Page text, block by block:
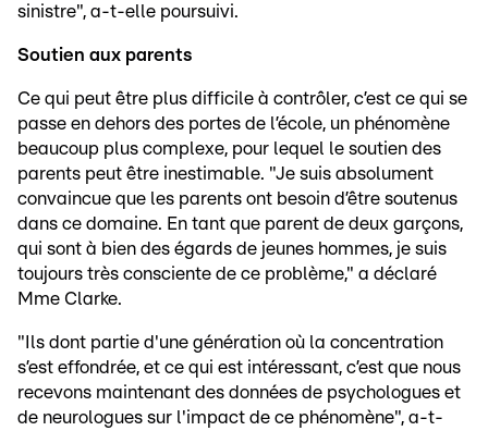
sinistre", a-t-elle poursuivi.
Soutien aux parents
Ce qui peut être plus difficile à contrôler, c’est ce qui se
passe en dehors des portes de l’école, un phénomène
beaucoup plus complexe, pour lequel le soutien des
parents peut être inestimable. "Je suis absolument
convaincue que les parents ont besoin d’être soutenus
dans ce domaine. En tant que parent de deux garçons,
qui sont à bien des égards de jeunes hommes, je suis
toujours très consciente de ce problème," a déclaré
Mme Clarke.
"Ils dont partie d'une génération où la concentration
s’est effondrée, et ce qui est intéressant, c’est que nous
recevons maintenant des données de psychologues et
de neurologues sur l'impact de ce phénomène", a-t-